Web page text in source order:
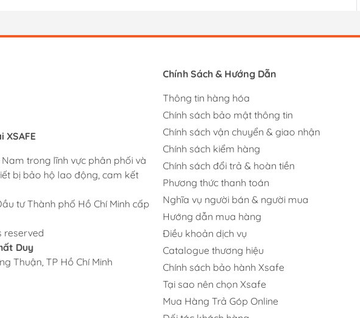
XSAFE
trong lĩnh vực phân phối và
bị bảo hộ lao động, cam kết
tư Thành phố Hồ Chí Minh cấp
reserved
Duy
Thuận, TP Hồ Chí Minh
Chính Sách & Hướng Dẫn
Thông tin hàng hóa
Chính sách bảo mật thông tin
Chính sách vận chuyển & giao nhận
Chính sách kiểm hàng
Chính sách đổi trả & hoàn tiền
Phương thức thanh toán
Nghĩa vụ người bán & người mua
Hướng dẫn mua hàng
Điều khoản dịch vụ
Catalogue thương hiệu
Chính sách bảo hành Xsafe
Tại sao nên chọn Xsafe
Mua Hàng Trả Góp Online